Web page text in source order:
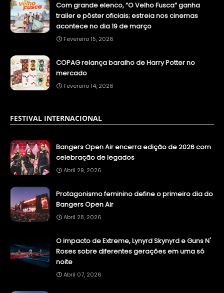
Com grande elenco, “O Velho Fusca” ganha
trailer e pôster oficiais; estreia nos cinemas
acontece no dia 19 de março
Fevereiro 15, 2026
COPAG relança baralho de Harry Potter no
mercado
Fevereiro 14, 2026
FESTIVAL INTERNACIONAL
Bangers Open Air encerra edição de 2026 com
celebração de legados
Abril 29, 2026
Protagonismo feminino define o primeiro dia do
Bangers Open Air
Abril 28, 2026
O impacto de Extreme, Lynyrd Skynyrd e Guns N'
Roses sobre diferentes gerações em uma só
noite
Abril 07, 2026